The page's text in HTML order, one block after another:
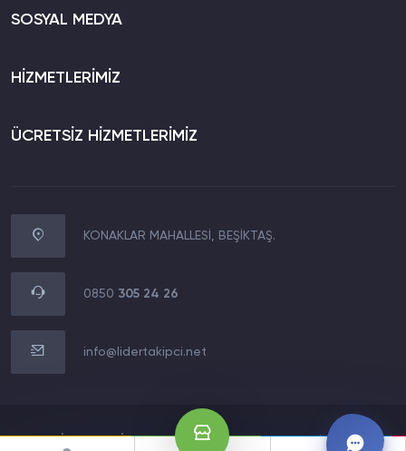
SOSYAL MEDYA
HİZMETLERİMİZ
ÜCRETSİZ HİZMETLERİMİZ
KONAKLAR MAHALLESİ, BEŞİKTAŞ.
0850 305 24 26
info@lidertakipci.net
2020 LİDERMEDİA TECHNOLOGY LTD.Tüm Hakları Saklıdır.
WhatsApp İletişim
Müşteri Destek Hattı
E-Posta Destek Hattı